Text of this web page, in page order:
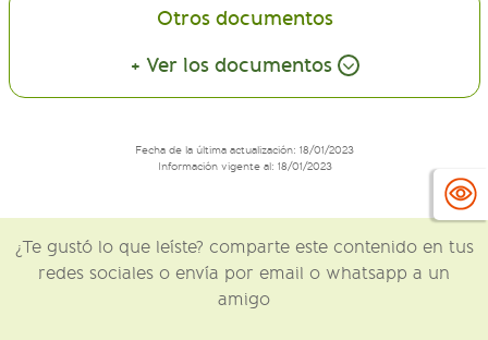
Otros documentos
+ Ver los documentos
Fecha de la última actualización: 18/01/2023
Información vigente al: 18/01/2023
¿Te gustó lo que leíste? comparte este contenido en tus
redes sociales o envía por email o whatsapp a un
amigo